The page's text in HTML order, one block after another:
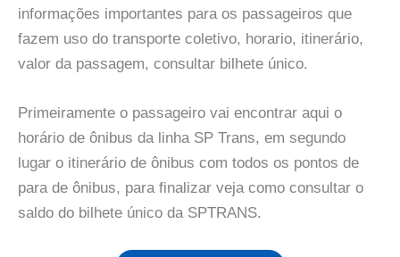
informações importantes para os passageiros que
fazem uso do transporte coletivo, horario, itinerário,
valor da passagem, consultar bilhete único.
Primeiramente o passageiro vai encontrar aqui o
horário de ônibus da linha SP Trans, em segundo
lugar o itinerário de ônibus com todos os pontos de
para de ônibus, para finalizar veja como consultar o
saldo do bilhete único da SPTRANS.